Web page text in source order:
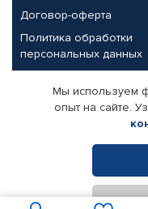
Договор-оферта
Политика обработки
персональных данных
Партнерам
Корпоративным
Поставщикам
© КАМАЗ ЦЕНТР ДОНЕЦК,
Мы используем
опыт на сайте.